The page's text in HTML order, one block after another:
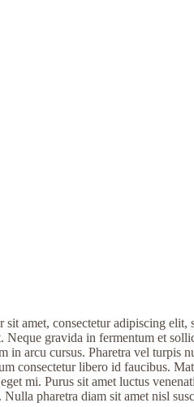
amet, consectetur adipiscing
Neque gravida in fermentum et
in arcu cursus. Pharetra vel turpis
consectetur libero id faucibus.
mi. Purus sit amet luctus
pharetra diam sit amet nisl